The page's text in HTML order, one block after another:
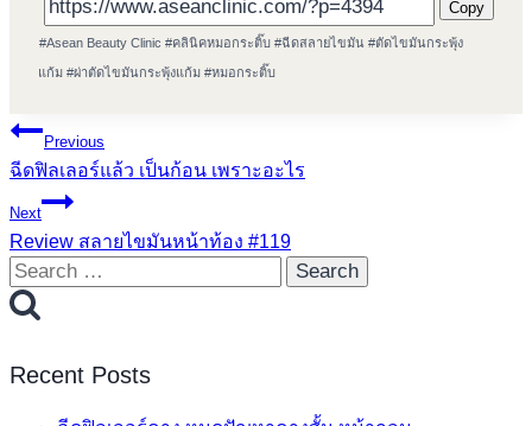
Copy
Post
Tags:
#Asean Beauty Clinic #คลินิคหมอกระติ๊บ #ฉีดสลายไขมัน #ตัดไขมันกระพุ้ง
แก้ม #ผ่าตัดไขมันกระพุ้งแก้ม #หมอกระติ๊บ
Post
navigation
Previous
ฉีดฟิลเลอร์แล้ว เป็นก้อน เพราะอะไร
Next
Review สลายไขมันหน้าท้อง #119
Search
for:
Recent Posts